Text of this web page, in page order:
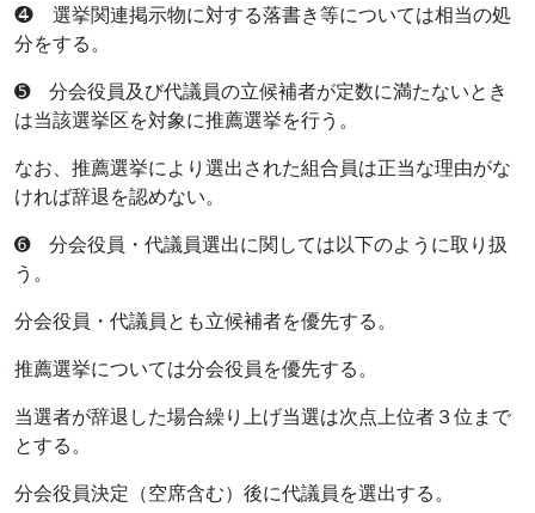
❹ 選挙関連掲示物に対する落書き等については相当の処
分をする。
➎ 分会役員及び代議員の立候補者が定数に満たないとき
は当該選挙区を対象に推薦選挙を行う。
なお、推薦選挙により選出された組合員は正当な理由がな
ければ辞退を認めない。
➏ 分会役員・代議員選出に関しては以下のように取り扱
う。
分会役員・代議員とも立候補者を優先する。
推薦選挙については分会役員を優先する。
当選者が辞退した場合繰り上げ当選は次点上位者３位まで
とする。
分会役員決定（空席含む）後に代議員を選出する。